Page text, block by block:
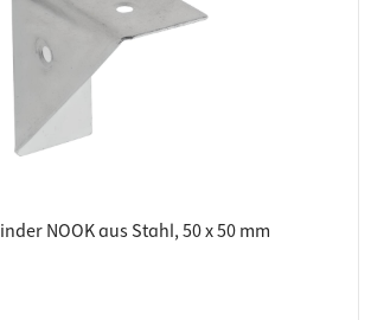
NOOK aus Stahl, 50 x 50 mm